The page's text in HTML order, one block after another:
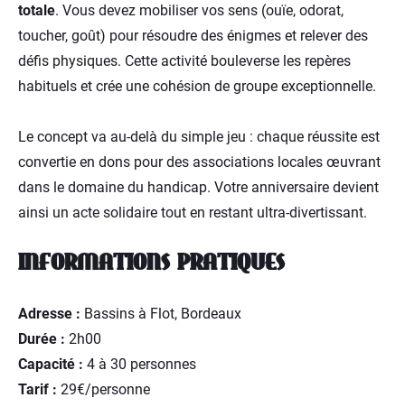
totale. Vous devez mobiliser vos sens (ouïe, odorat,
toucher, goût) pour résoudre des énigmes et relever des
défis physiques. Cette activité bouleverse les repères
habituels et crée une cohésion de groupe exceptionnelle.
Le concept va au-delà du simple jeu : chaque réussite est
convertie en dons pour des associations locales œuvrant
dans le domaine du handicap. Votre anniversaire devient
ainsi un acte solidaire tout en restant ultra-divertissant.
INFORMATIONS PRATIQUES
Adresse : Bassins à Flot, Bordeaux
Durée : 2h00
Capacité : 4 à 30 personnes
Tarif : 29€/personne